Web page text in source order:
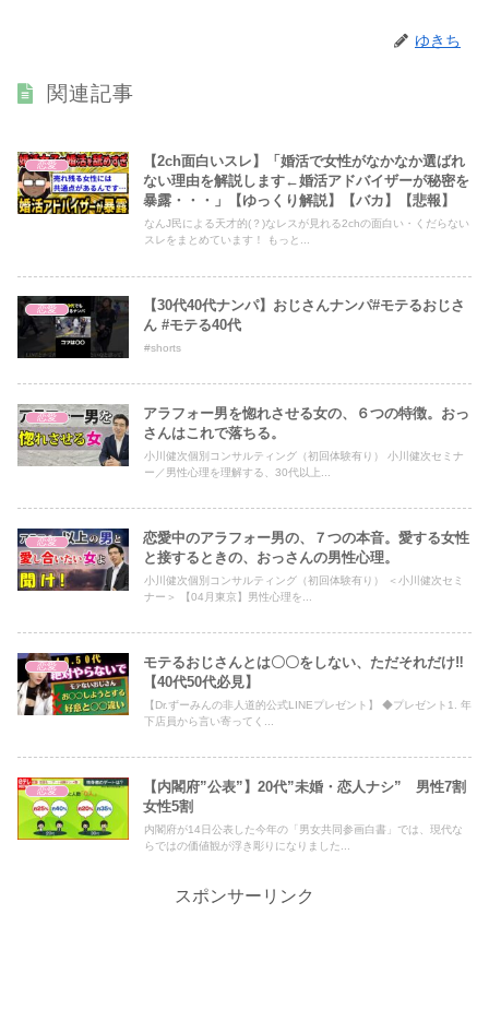
ゆきち
関連記事
恋愛
【2ch面白いスレ】「婚活で女性がなかなか選ばれ
ない理由を解説します←婚活アドバイザーが秘密を
暴露・・・」【ゆっくり解説】【バカ】【悲報】
なんJ民による天才的(？)なレスが見れる2chの面白い・くだらない
スレをまとめています！ もっと...
恋愛
【30代40代ナンパ】おじさんナンパ#モテるおじさ
ん #モテる40代
#shorts
恋愛
アラフォー男を惚れさせる女の、６つの特徴。おっ
さんはこれで落ちる。
小川健次個別コンサルティング（初回体験有り） 小川健次セミナ
ー／男性心理を理解する、30代以上...
恋愛
恋愛中のアラフォー男の、７つの本音。愛する女性
と接するときの、おっさんの男性心理。
小川健次個別コンサルティング（初回体験有り） ＜小川健次セミ
ナー＞ 【04月東京】男性心理を...
恋愛
モテるおじさんとは〇〇をしない、ただそれだけ‼︎
【40代50代必見】
【Dr.ずーみんの非人道的公式LINEプレゼント】 ◆プレゼント1. 年
下店員から言い寄ってく...
恋愛
【内閣府”公表”】20代”未婚・恋人ナシ” 男性7割
女性5割
内閣府が14日公表した今年の「男女共同参画白書」では、現代な
らではの価値観が浮き彫りになりました...
スポンサーリンク